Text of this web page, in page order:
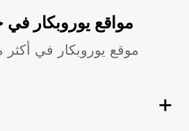
مواقع يوروبكار في
موقع يوروبكار في أكثر